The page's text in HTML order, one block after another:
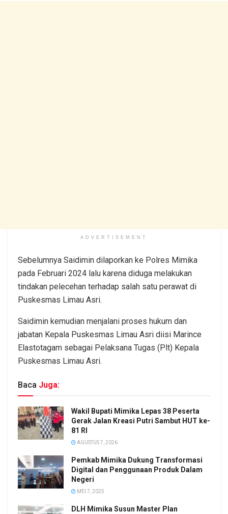
ADVERTISEMENT
Sebelumnya Saidimin dilaporkan ke Polres Mimika
pada Februari 2024 lalu karena diduga melakukan
tindakan pelecehan terhadap salah satu perawat di
Puskesmas Limau Asri.
Saidimin kemudian menjalani proses hukum dan
jabatan Kepala Puskesmas Limau Asri diisi Marince
Elastotagam sebagai Pelaksana Tugas (Plt) Kepala
Puskesmas Limau Asri.
Baca Juga:
Wakil Bupati Mimika Lepas 38 Peserta
Gerak Jalan Kreasi Putri Sambut HUT ke-
81 RI
AGUSTUS 7, 2026
Pemkab Mimika Dukung Transformasi
Digital dan Penggunaan Produk Dalam
Negeri
MEI 7, 2025
DLH Mimika Susun Master Plan